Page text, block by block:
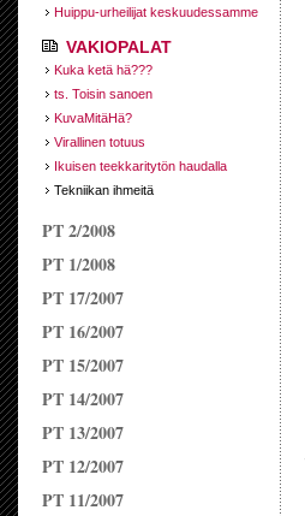
Huippu-urheilijat keskuudessamme
VAKIOPALAT
Kuka ketä hä???
ts. Toisin sanoen
KuvaMitäHä?
Virallinen totuus
Ikuisen teekkaritytön haudalla
Tekniikan ihmeitä
PT 2/2008
PT 1/2008
PT 17/2007
PT 16/2007
PT 15/2007
PT 14/2007
PT 13/2007
PT 12/2007
PT 11/2007